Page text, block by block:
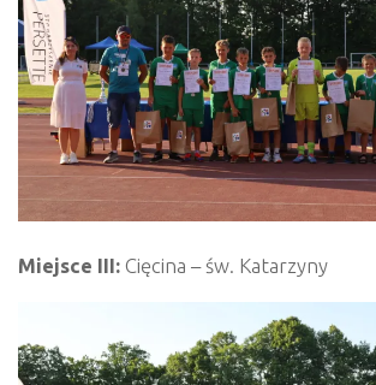
Miejsce III: Cięcina – św. Katarzyny